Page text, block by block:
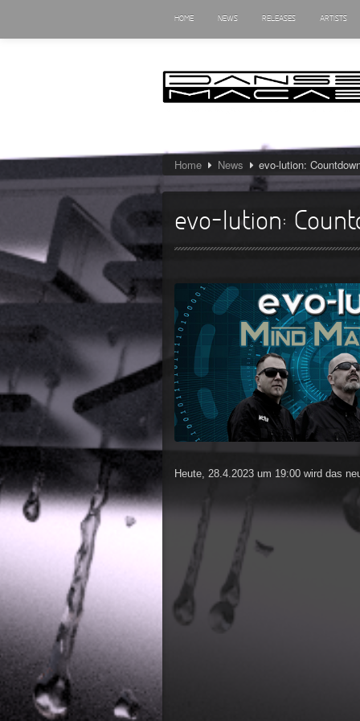
HOME NEWS RELEASES ARTISTS
Home News evo-lution:
evo-lution:
Heute, 28.4.2023 um 19:00 wird das